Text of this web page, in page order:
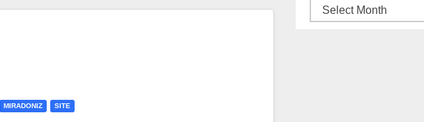
MIRADONIZ SITE
Archives